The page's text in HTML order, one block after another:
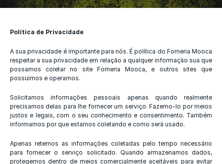
Política de Privacidade
A sua privacidade é importante para nós. É política do Forneria Mooca
respeitar a sua privacidade em relação a qualquer informação sua que
possamos coletar no site Forneria Mooca, e outros sites que
possuímos e operamos.
Solicitamos informações pessoais apenas quando realmente
precisamos delas para lhe fornecer um serviço. Fazemo-lo por meios
justos e legais, com o seu conhecimento e consentimento. Também
informamos por que estamos coletando e como será usado.
Apenas retemos as informações coletadas pelo tempo necessário
para fornecer o serviço solicitado. Quando armazenamos dados,
protegemos dentro de meios comercialmente aceitáveis ​​para evitar